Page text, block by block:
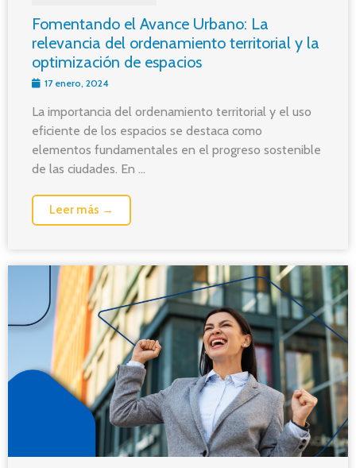
Fomentando el Avance Urbano: La
relevancia del ordenamiento territorial y la
optimización de espacios
17 enero, 2024
La importancia del ordenamiento territorial y el uso
eficiente de los espacios se destaca como
elementos fundamentales en el progreso sostenible
de las ciudades. En ...
Leer más →